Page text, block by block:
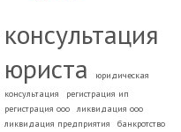
консультация
юриста
юридическая
консультация
регистрация ип
регистрация ооо
ликвидация ооо
ликвидация предприятия
банкротство